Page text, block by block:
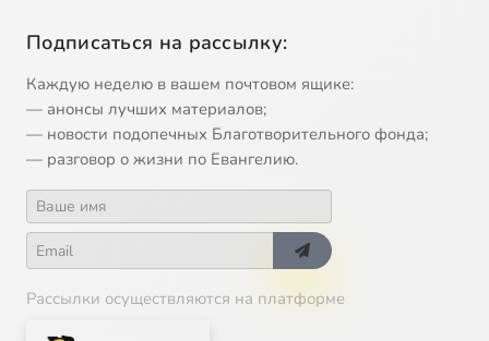
Подписаться на рассылку:
Каждую неделю в вашем почтовом ящике:
— анонсы лучших материалов;
— новости подопечных Благотворительного фонда;
— разговор о жизни по Евангелию.
Рассылки осуществляются на платформе